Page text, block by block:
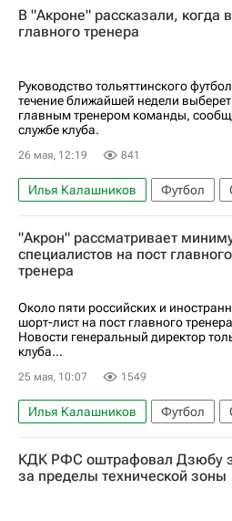
В "Акроне" рассказали, когда
главного тренера
Руководство тольяттинского
течение ближайшей недели
главным тренером команды,
службе клуба.
26 мая, 12:19 841
Илья Калашников Футбол
Владимир Савченко
Акрон
Акрон (Тольятти)
Крылья
"Акрон" рассматривает
специалистов на пост главного
тренера
Около пяти российских и
шорт-лист на пост главного
Новости генеральный директор
клуба...
25 мая, 10:07 1549
Илья Калашников Футбол
Владимир Савченко
Акрон
Акрон (Тольятти)
Крылья
КДК РФС оштрафовал Дзюбу
за пределы технической зоны